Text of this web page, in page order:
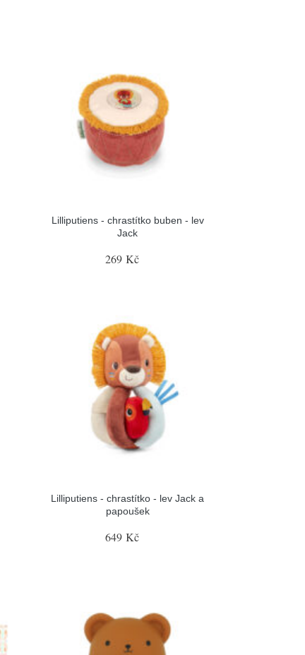
Lilliputiens - chrastítko buben - lev
Jack
269 Kč
Lilliputiens - chrastítko - lev Jack a
papoušek
649 Kč